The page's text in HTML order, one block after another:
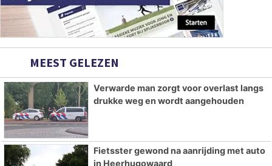
MEEST GELEZEN
Verwarde man zorgt voor overlast langs
drukke weg en wordt aangehouden
Fietsster gewond na aanrijding met auto
in Heerhugowaard